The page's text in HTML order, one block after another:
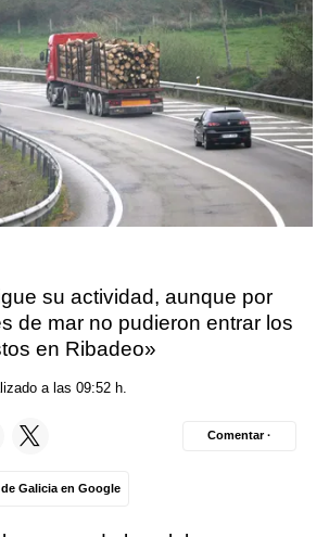
su actividad, aunque por
de mar no pudieron entrar los
en Ribadeo»
a las 09:52 h.
Galicia en Google
Comentar ·